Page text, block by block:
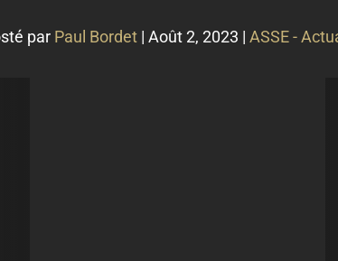
par Paul Bordet| Août 2, 2023 | ASSE -